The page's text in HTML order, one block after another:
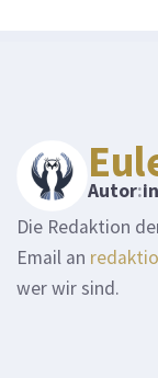
Autor:in
Die Redaktion
Email an
wer wir sind.